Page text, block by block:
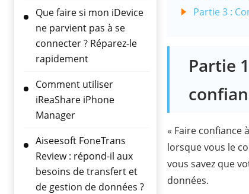
Que faire si mon iDevice
ne parvient pas à se
connecter ? Réparez-le
rapidement
Comment utiliser
iReaShare iPhone
Manager
Aiseesoft FoneTrans
Review : répond-il aux
besoins de transfert et
de gestion de données ?
Partie 3 :
Partie
« Faire confiance
lorsque vous le
vous savez que
données.